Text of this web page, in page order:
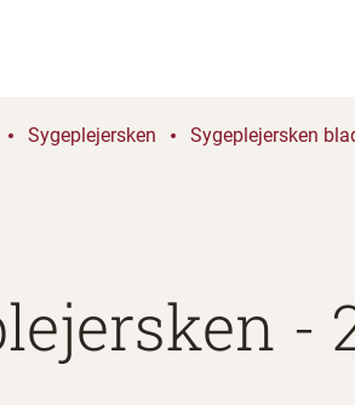
Sygeplejersken Sygeplejersken
-